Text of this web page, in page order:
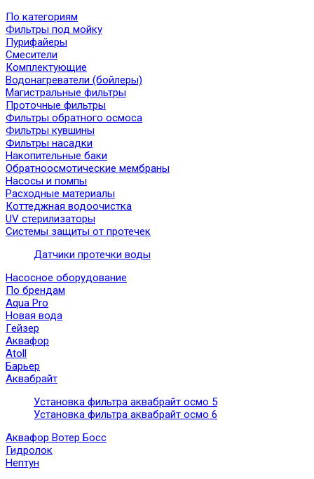
По категориям
Фильтры под мойку
Пурифайеры
Смесители
Комплектующие
Водонагреватели (бойлеры)
Магистральные фильтры
Проточные фильтры
Фильтры обратного осмоса
Фильтры кувшины
Фильтры насадки
Накопительные баки
Обратноосмотические мембраны
Насосы и помпы
Расходные материалы
Коттеджная водоочистка
UV стерилизаторы
Системы защиты от протечек
Датчики протечки воды
Насосное оборудование
По брендам
Aqua Pro
Новая вода
Гейзер
Аквафор
Atoll
Барьер
Аквабрайт
Установка фильтра аквабрайт осмо 5
Установка фильтра аквабрайт осмо 6
Аквафор Вотер Босс
Гидролок
Нептун